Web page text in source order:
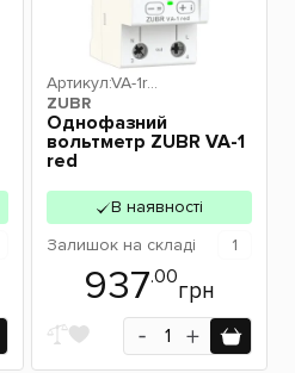
ZUBR
Артикул:VA-1re
Однофазний
вольтметр ZUBR VA-1
red
В наявності
Залишок на складі 1
937.00
грн